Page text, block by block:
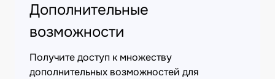
Дополнительные
возможности
Получите доступ к множеству
дополнительных возможностей для